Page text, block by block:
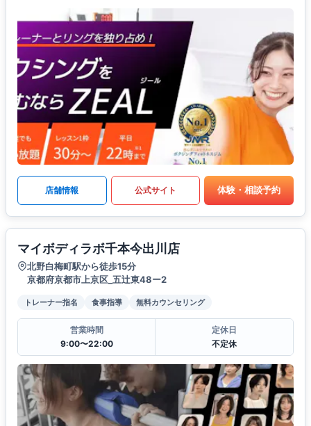
店舗情報 公式サイト 体験・相談予約
マイボディラボ千本今出川店
北野白梅町駅から徒歩15分
京都府京都市上京区_五辻東48ー2
トレーナー指名 食事指導 無料カウンセリング
営業時間
9:00〜22:00
定休日
不定休